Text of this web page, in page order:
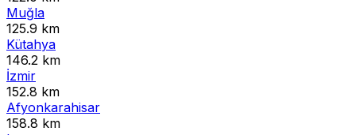
Muğla
125.9 km
Kütahya
146.2 km
İzmir
152.8 km
Afyonkarahisar
158.8 km